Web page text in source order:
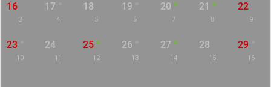
16
3
17
4
18
5
19
6
20
7
21
8
22
9
23
10
24
11
25
12
26
13
27
14
28
15
29
16